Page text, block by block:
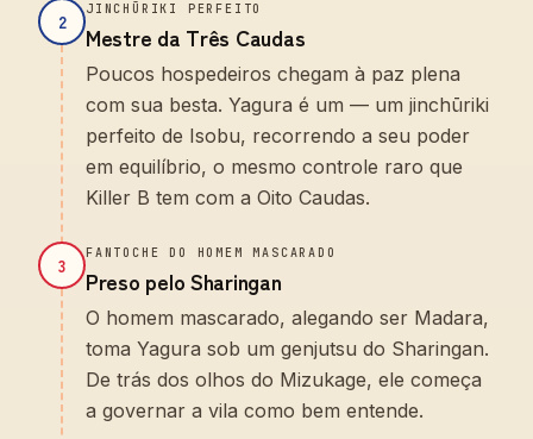
2
JINCHŪRIKI PERFEITO
Mestre da Três Caudas
Poucos hospedeiros chegam à paz plena
com sua besta. Yagura é um — um jinchūriki
perfeito de Isobu, recorrendo a seu poder
em equilíbrio, o mesmo controle raro que
Killer B tem com a Oito Caudas.
3
FANTOCHE DO HOMEM MASCARADO
Preso pelo Sharingan
O homem mascarado, alegando ser Madara,
toma Yagura sob um genjutsu do Sharingan.
De trás dos olhos do Mizukage, ele começa
a governar a vila como bem entende.